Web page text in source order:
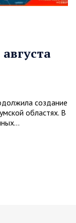
создание
областях. В